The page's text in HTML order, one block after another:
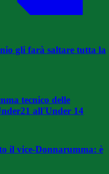
gli farà saltare tutta la
tecnico delle
all'Under 14
il vice-Donnarumma: è